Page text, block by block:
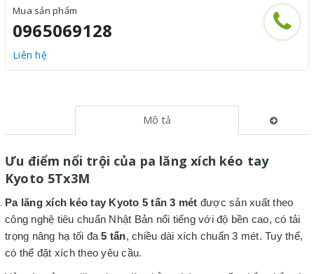
Mua sản phẩm
0965069128
Liên hệ
Mô tả
Ưu điểm nổi trội của pa lăng xích kéo tay
Kyoto 5Tx3M
Pa lăng xích kéo tay Kyoto 5 tấn 3 mét được sản xuất theo
công nghệ tiêu chuẩn Nhật Bản nổi tiếng với độ bền cao, có tải
trọng nâng hạ tối đa5 tấn, chiều dài xích chuẩn 3 mét. Tuy thế,
có thể đặt xích theo yêu cầu.